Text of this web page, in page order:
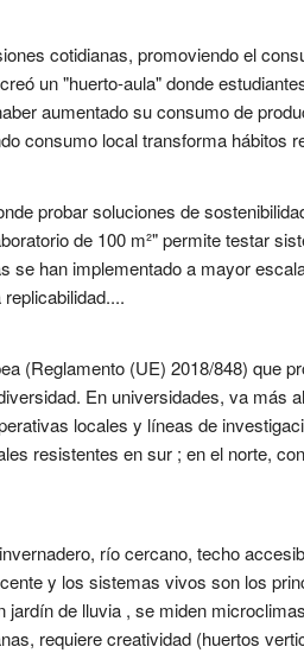
cotidianas, promoviendo el
un "huerto-aula" donde
aumentado su consumo de
consumo local transforma hábitos
probar soluciones de
de 100 m²" permite testar
han implementado a mayor
(Reglamento (UE) 2018/848) que
En universidades, va más
locales y líneas de
resistentes en sur ; en el norte,
río cercano, techo
y los sistemas vivos son los
de lluvia , se miden
requiere creatividad (huertos